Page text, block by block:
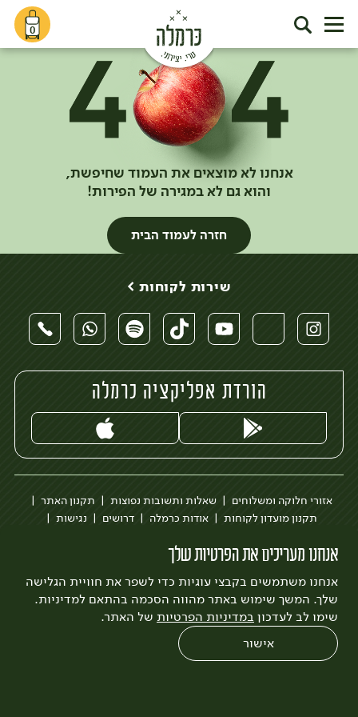
0
אנחנו לא מוצאים את העמוד שחיפשת,
והוא גם לא במגירה של הפירות!
חזרה לעמוד הבית
אנחנו מעריכים את הפרטיות שלך
אנחנו משתמשים בקבצי עוגיות כדי לשפר את חוויית הגלישה
שלך. המשך שימוש באתר מהווה הסכמה בהתאם למדיניות.
שימו לב לעדכון במדיניות הפרטיות של האתר.
אישור
שירות לקוחות >
הורדת אפליקציה כרמלה
אזורי חלוקה ומשלוחים שאלות ותשובות נפוצות
תקנון האתר
תקנון מועדון לקוחות
אודות כרמלה דרושים
נגישות
לצפייה בעדכון מדיניות פרטיות
עיצוב:3bears פיתוח:Quatro